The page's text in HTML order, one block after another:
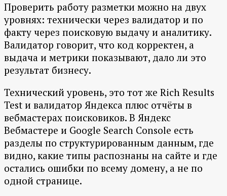
Проверить работу разметки можно на двух
уровнях: технически через валидатор и по
факту через поисковую выдачу и аналитику.
Валидатор говорит, что код корректен, а
выдача и метрики показывают, дало ли это
результат бизнесу.
Технический уровень, это тот же Rich Results
Test и валидатор Яндекса плюс отчёты в
вебмастерах поисковиков. В Яндекс
Вебмастере и Google Search Console есть
разделы по структурированным данным, где
видно, какие типы распознаны на сайте и где
остались ошибки по всему домену, а не по
одной странице.